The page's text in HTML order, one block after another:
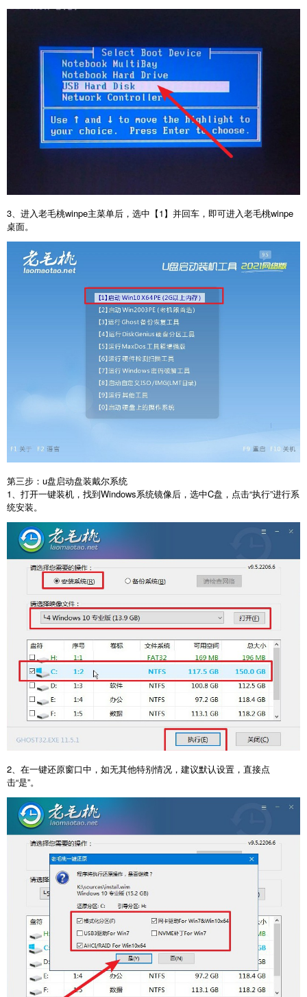
3、进入老毛桃winpe主菜单后，选中【1】并回车，即可进入老毛桃winpe
桌面。
第三步：u盘启动盘装戴尔系统
1、打开一键装机，找到Windows系统镜像后，选中C盘，点击“执行”进行系
统安装。
2、在一键还原窗口中，如无其他特别情况，建议默认设置，直接点
击“是”。